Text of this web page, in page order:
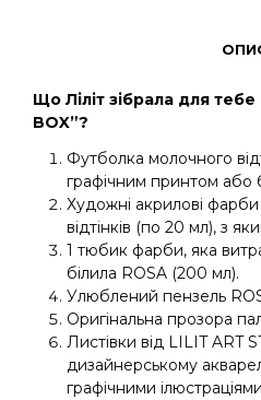
Що Ліліт зібрала для
BOX”?
Футболка молочного
графічним принтом або
Художні акрилові
відтінків (по 20 мл), з
1 тюбик фарби, яка
білила ROSA (200 мл).
Улюблений пензель
Оригінальна прозора
Листівки від LILIT ART
дизайнерському
графічними ілюстраціями